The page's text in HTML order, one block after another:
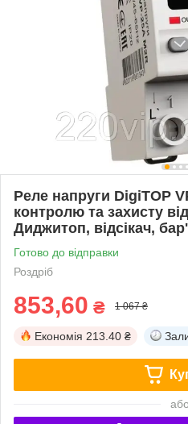
Реле напруги DigiTOP
контролю та захисту
Диджитоп, відсікач,
Готово до відправки
Роздріб
853,60 ₴ 1 067 ₴
Економія 213.40 ₴
або